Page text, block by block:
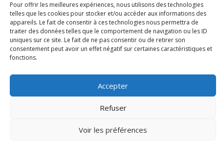
Pour offrir les meilleures expériences, nous utilisons des technologies
telles que les cookies pour stocker et/ou accéder aux informations des
appareils. Le fait de consentir à ces technologies nous permettra de
traiter des données telles que le comportement de navigation ou les ID
uniques sur ce site. Le fait de ne pas consentir ou de retirer son
consentement peut avoir un effet négatif sur certaines caractéristiques et
fonctions.
Accepter
Refuser
Voir les préférences
Étude d’évaluabilité des Structures
d’accompagnement à l’autocréation d’emploi (SAACE)
01 Juil 2026
Pénurie du personnel infirmier :quels indicateurs
d’offre de soins pour comprendre la situation en